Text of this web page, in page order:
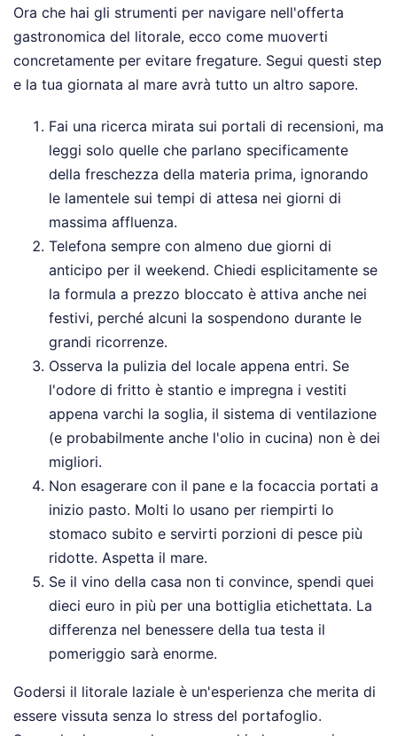
Ora che hai gli strumenti per navigare nell'offerta
gastronomica del litorale, ecco come muoverti
concretamente per evitare fregature. Segui questi step
e la tua giornata al mare avrà tutto un altro sapore.
Fai una ricerca mirata sui portali di recensioni, ma
leggi solo quelle che parlano specificamente
della freschezza della materia prima, ignorando
le lamentele sui tempi di attesa nei giorni di
massima affluenza.
Telefona sempre con almeno due giorni di
anticipo per il weekend. Chiedi esplicitamente se
la formula a prezzo bloccato è attiva anche nei
festivi, perché alcuni la sospendono durante le
grandi ricorrenze.
Osserva la pulizia del locale appena entri. Se
l'odore di fritto è stantio e impregna i vestiti
appena varchi la soglia, il sistema di ventilazione
(e probabilmente anche l'olio in cucina) non è dei
migliori.
Non esagerare con il pane e la focaccia portati a
inizio pasto. Molti lo usano per riempirti lo
stomaco subito e servirti porzioni di pesce più
ridotte. Aspetta il mare.
Se il vino della casa non ti convince, spendi quei
dieci euro in più per una bottiglia etichettata. La
differenza nel benessere della tua testa il
pomeriggio sarà enorme.
Godersi il litorale laziale è un'esperienza che merita di
essere vissuta senza lo stress del portafoglio.